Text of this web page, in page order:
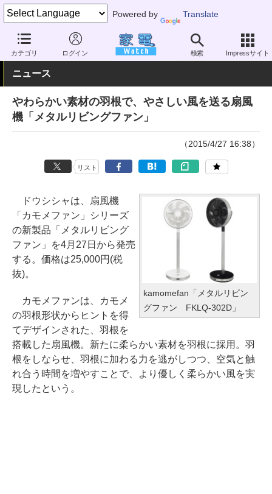
Powered by Translate
カテゴリ ログイン 検索 Impressサイト
家電 Watch 空調家電 扇風機 単機能
ニュース
やわらかい素材の羽根で、やさしい風を送る扇風
機「メタルリビングファン」
（2015/4/27 16:38）
リスト
kamomefan「メタルリビン
グファン FKLQ-302D」
ドウシシャは、扇風機
「カモメファン」シリーズ
の新製品「メタルリビング
ファン」を4月27日から発売
する。価格は25,000円(税
抜)。
カモメファンは、カモメ
の羽根形状からヒントを得
てデザインされた、羽根を
搭載した扇風機。新たに柔らかい素材を羽根に採用。羽
根をしならせ、羽根に加わる力を逃がしつつ、空気と触
れ合う時間を増やすことで、より優しく柔らかい風を実
現したという。